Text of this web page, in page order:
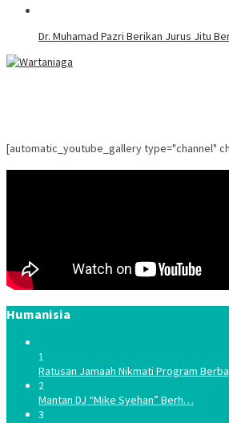
Dr. Muhamad Pazri Berikan Jurus Jitu
[automatic_youtube_gallery type="channel"
Humanisia
1
Ratusan Jamaah Nikmati Program
2
Mantan DJ “Mike Syehan” Berh…
3